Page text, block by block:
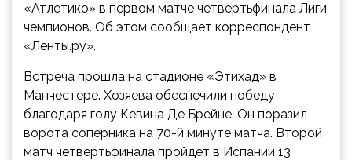
«Атлетико» в первом матче четвертьфинала Лиги
чемпионов. Об этом сообщает корреспондент
«Ленты.ру».
Встреча прошла на стадионе «Этихад» в
Манчестере. Хозяева обеспечили победу
благодаря голу Кевина Де Брейне. Он поразил
ворота соперника на 70-й минуте матча. Второй
матч четвертьфинала пройдет в Испании 13